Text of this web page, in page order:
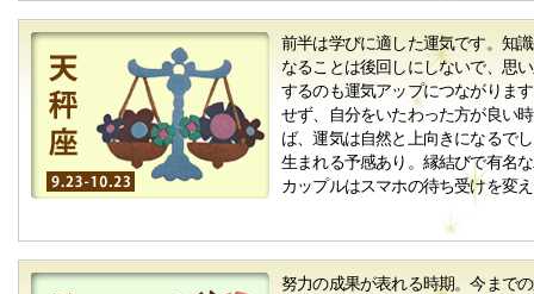
前半は学びに適した運気です。知
なることは後回しにしないで、思
するのも運気アップにつながりま
せず、自分をいたわった方が良い
ば、運気は自然と上向きになるで
生まれる予感あり。縁結びで有名
カップルはスマホの待ち受けを変
努力の成果が表れる時期。今まで